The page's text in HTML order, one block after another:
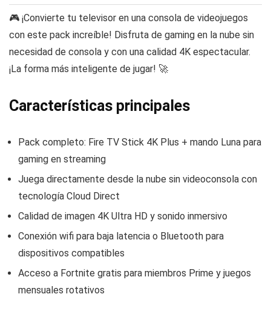
🎮 ¡Convierte tu televisor en una consola de videojuegos
con este pack increíble! Disfruta de gaming en la nube sin
necesidad de consola y con una calidad 4K espectacular.
¡La forma más inteligente de jugar! 🚀
Características principales
Pack completo: Fire TV Stick 4K Plus + mando Luna para
gaming en streaming
Juega directamente desde la nube sin videoconsola con
tecnología Cloud Direct
Calidad de imagen 4K Ultra HD y sonido inmersivo
Conexión wifi para baja latencia o Bluetooth para
dispositivos compatibles
Acceso a Fortnite gratis para miembros Prime y juegos
mensuales rotativos